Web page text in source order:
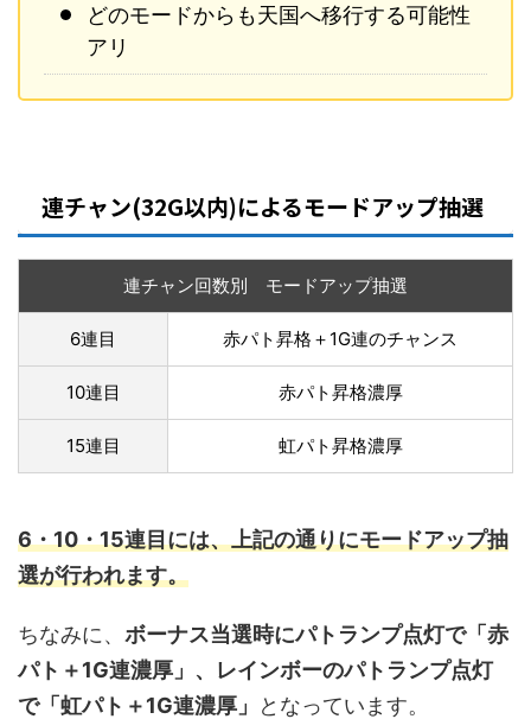
どのモードからも天国へ移行する可能性
アリ
連チャン(32G以内)によるモードアップ抽選
連チャン回数別 モードアップ抽選
6連目 赤パト昇格＋1G連のチャンス
10連目 赤パト昇格濃厚
15連目 虹パト昇格濃厚
6・10・15連目には、上記の通りにモードアップ抽
選が行われます。
ちなみに、 ボーナス当選時にパトランプ点灯で「赤
パト＋1G連濃厚」、レインボーのパトランプ点灯
で「虹パト＋1G連濃厚」
となっています。